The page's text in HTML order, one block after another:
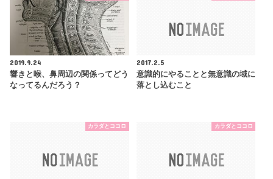
2019.9.24
響きと喉、鼻周辺の関係ってどう
なってるんだろう？
2017.2.5
意識的にやることと無意識の域に
落とし込むこと
カラダとココロ カラダとココロ